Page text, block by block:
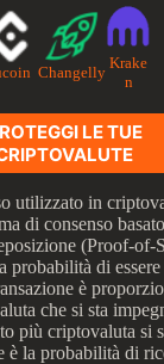
Changelly
Krake
n
LE TUE
utilizzato in
di consenso basato
(Proof-of-
probabilità di
è
che si sta
più criptovaluta si
è la probabilità di